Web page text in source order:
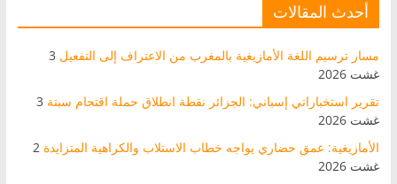
أحدث المقالات
مسار ترسيم اللغة الأمازيغية بالمغرب من الاعتراف إلى التفعيل 3
غشت 2026
تقرير استخباراتي إسباني: الجزائر نقطة انطلاق حملة اقتحام سبتة 3
غشت 2026
الأمازيغية: عمق حضاري يواجه خطاب الاستلاب والكراهية المتزايدة 2
غشت 2026